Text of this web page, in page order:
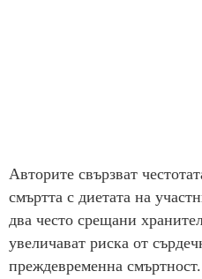
Авторите свързват
смъртта с диетата на
два често срещани
увеличават риска от
преждевременна